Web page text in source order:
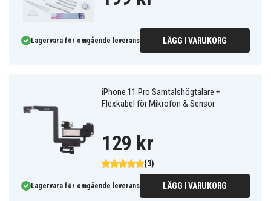
Lagervara för omgående leverans LÄGG I VARUKORG
iPhone 11 Pro Samtalshögtalare +
Flexkabel för Mikrofon & Sensor
(3)
129 kr
Lagervara för omgående leverans LÄGG I VARUKORG